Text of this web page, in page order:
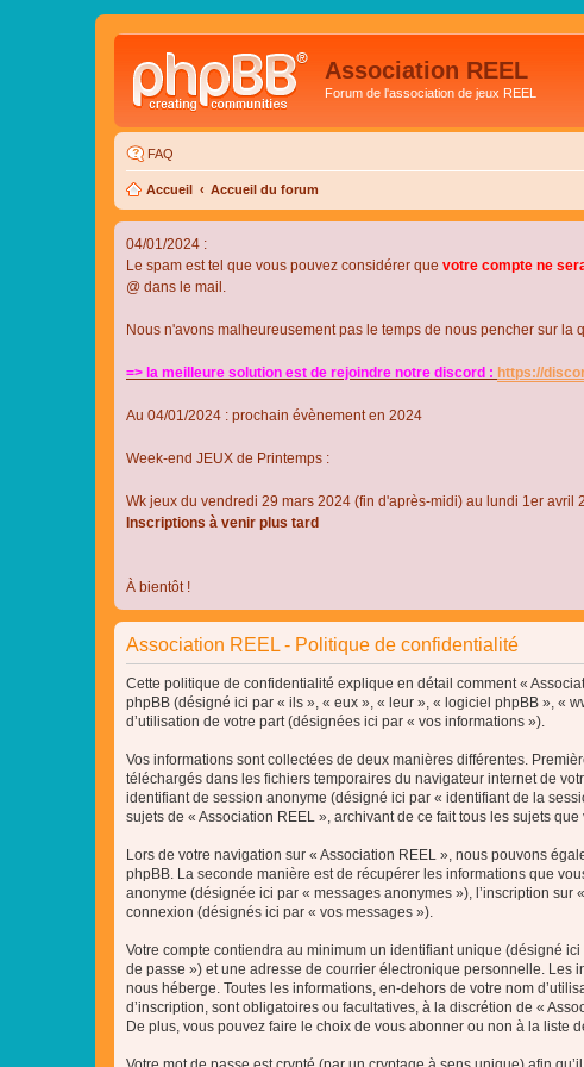
Association REEL
Forum de l'association de jeux REEL
FAQ
Accueil Accueil du forum
04/01/2024 :
Le spam est tel que vous pouvez considérer que votre compte ne
@ dans le mail.
Nous n'avons malheureusement pas le temps de nous pencher sur la
=> la meilleure solution est de rejoindre notre discord : https://
Au 04/01/2024 : prochain évènement en 2024
Week-end JEUX de Printemps :
Wk jeux du vendredi 29 mars 2024 (fin d'après-midi) au lundi 1er
Inscriptions à venir plus tard
À bientôt !
Association REEL - Politique de confidentialité
Cette politique de confidentialité explique en détail comment «
phpBB (désigné ici par « ils », « eux », « leur », « logiciel phpBB », «
d’utilisation de votre part (désignées ici par « vos informations »).
Vos informations sont collectées de deux manières différentes.
téléchargés dans les fichiers temporaires du navigateur internet de
identifiant de session anonyme (désigné ici par « identifiant de la
sujets de « Association REEL », archivant de ce fait tous les sujets
Lors de votre navigation sur « Association REEL », nous pouvons
phpBB. La seconde manière est de récupérer les informations que
anonyme (désignée ici par « messages anonymes »), l’inscription
connexion (désignés ici par « vos messages »).
Votre compte contiendra au minimum un identifiant unique (désigné
de passe ») et une adresse de courrier électronique personnelle. Les
nous héberge. Toutes les informations, en-dehors de votre nom
d’inscription, sont obligatoires ou facultatives, à la discrétion de «
De plus, vous pouvez faire le choix de vous abonner ou non à la liste